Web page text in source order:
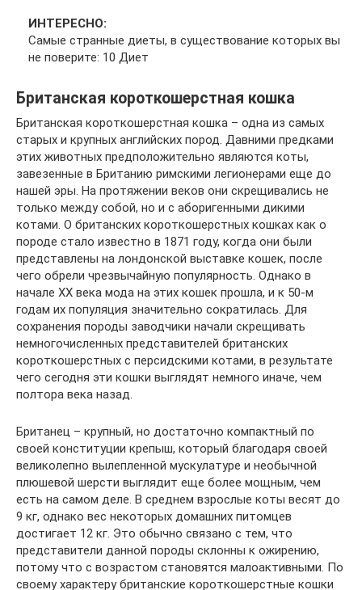
ИНТЕРЕСНО:
Самые странные диеты, в существование которых вы
не поверите: 10 Диет
Британская короткошерстная кошка
Британская короткошерстная кошка – одна из самых
старых и крупных английских пород. Давними предками
этих животных предположительно являются коты,
завезенные в Британию римскими легионерами еще до
нашей эры. На протяжении веков они скрещивались не
только между собой, но и с аборигенными дикими
котами. О британских короткошерстных кошках как о
породе стало известно в 1871 году, когда они были
представлены на лондонской выставке кошек, после
чего обрели чрезвычайную популярность. Однако в
начале ХХ века мода на этих кошек прошла, и к 50-м
годам их популяция значительно сократилась. Для
сохранения породы заводчики начали скрещивать
немногочисленных представителей британских
короткошерстных с персидскими котами, в результате
чего сегодня эти кошки выглядят немного иначе, чем
полтора века назад.
Британец – крупный, но достаточно компактный по
своей конституции крепыш, который благодаря своей
великолепно вылепленной мускулатуре и необычной
плюшевой шерсти выглядит еще более мощным, чем
есть на самом деле. В среднем взрослые коты весят до
9 кг, однако вес некоторых домашних питомцев
достигает 12 кг. Это обычно связано с тем, что
представители данной породы склонны к ожирению,
потому что с возрастом становятся малоактивными. По
своему характеру британские короткошерстные кошки